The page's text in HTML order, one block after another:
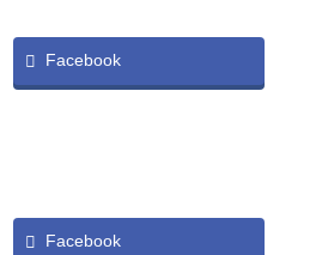
Facebook
Facebook